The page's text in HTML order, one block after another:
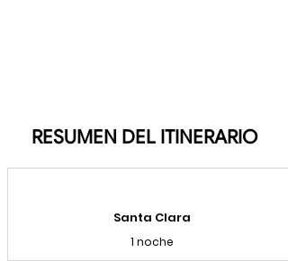
RESUMEN DEL ITINERARIO
Santa Clara
1 noche